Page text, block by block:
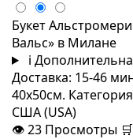
Букет
Вальс» в Милане
i
Доставка: 15-46
40x50см.
США (USA)
👁23 Просмотры 🛒